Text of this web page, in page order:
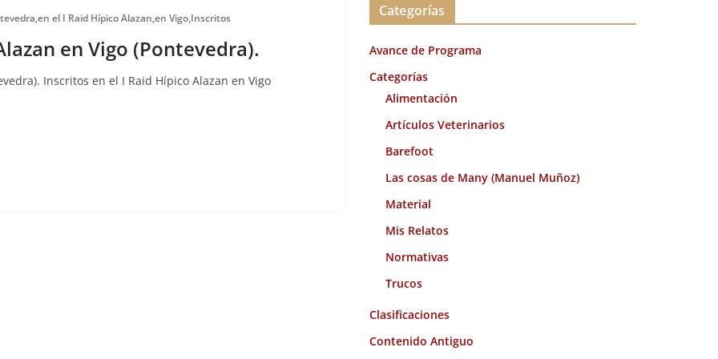
,en el I Raid Hípico Alazan,en Vigo,Inscritos
en Vigo (Pontevedra).
Inscritos en el I Raid Hípico Alazan en Vigo
v
o
Categorías
Avance de Programa
Categorías
Alimentación
Artículos Veterinarios
Barefoot
Las cosas de Many (Manuel Muñoz)
Material
Mis Relatos
Normativas
Trucos
Clasificaciones
Contenido Antiguo